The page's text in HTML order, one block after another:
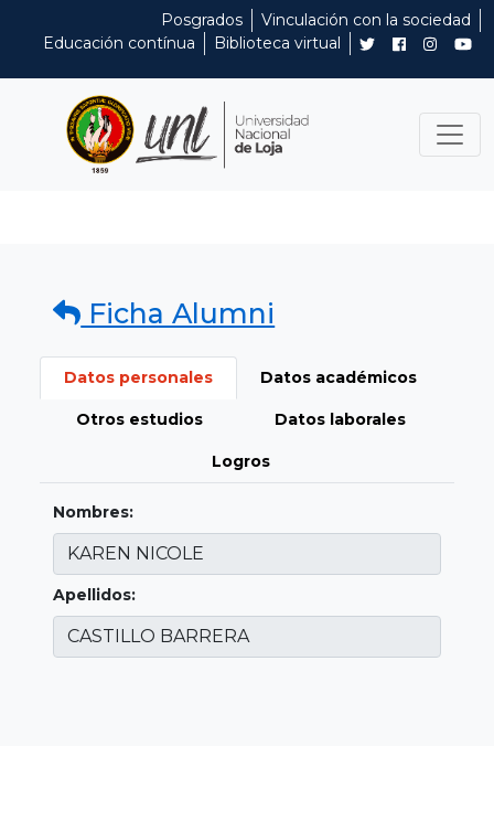
Posgrados
Vinculación con la sociedad
Educación contínua
Biblioteca virtual
Ficha Alumni
Datos personales Datos académicos
Otros estudios Datos laborales
Logros
Nombres:
Apellidos: